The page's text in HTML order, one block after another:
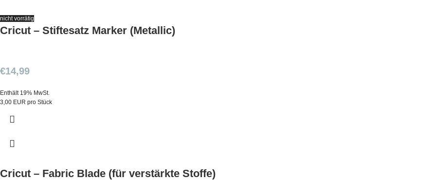
nicht vorrätig
Cricut – Stiftesatz Marker (Metallic)
€14,99
Enthält 19% MwSt.
3,00 EUR pro Stück
Cricut – Fabric Blade (für verstärkte Stoffe)